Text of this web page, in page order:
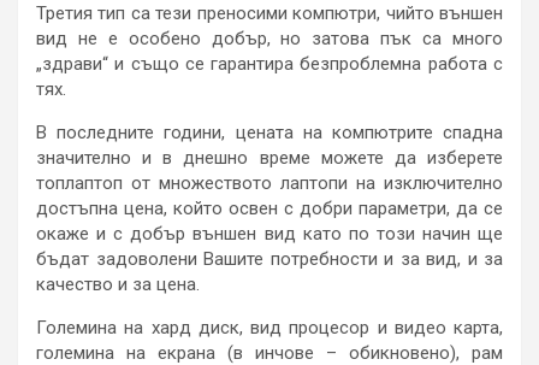
Третия тип са тези преносими компютри, чийто външен
вид не е особено добър, но затова пък са много
„здрави“ и също се гарантира безпроблемна работа с
тях.
В последните години, цената на компютрите спадна
значително и в днешно време можете да изберете
топлаптоп от множеството лаптопи на изключително
достъпна цена, който освен с добри параметри, да се
окаже и с добър външен вид като по този начин ще
бъдат задоволени Вашите потребности и за вид, и за
качество и за цена.
Големина на хард диск, вид процесор и видео карта,
големина на екрана (в инчове – обикновено), рам